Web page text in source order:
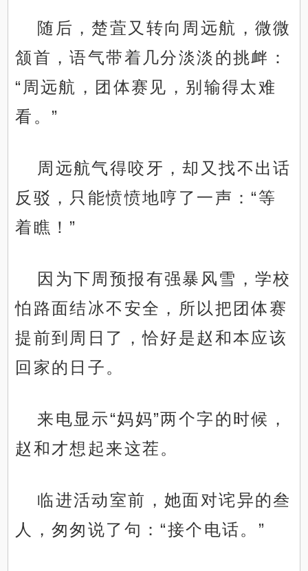
随后，楚萓又转向周远航，微微
颔首，语气带着几分淡淡的挑衅：
“周远航，团体赛见，别输得太难
看。”
周远航气得咬牙，却又找不出话
反驳，只能愤愤地哼了一声：“等
着瞧！”
因为下周预报有强暴风雪，学校
怕路面结冰不安全，所以把团体赛
提前到周日了，恰好是赵和本应该
回家的日子。
来电显示“妈妈”两个字的时候，
赵和才想起来这茬。
临进活动室前，她面对诧异的叁
人，匆匆说了句：“接个电话。”